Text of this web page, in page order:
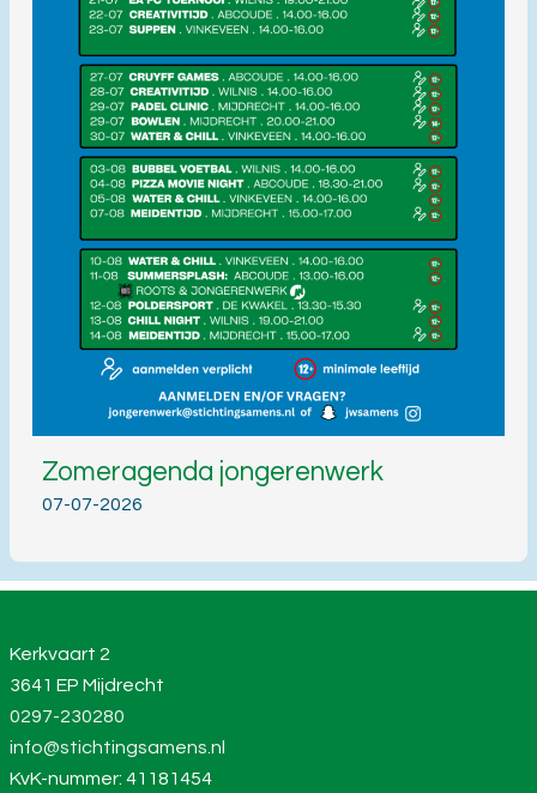
Zomeragenda jongerenwerk
07-07-2026
Kerkvaart 2
3641 EP Mijdrecht
0297-230280
info@stichtingsamens.nl
KvK-nummer: 41181454